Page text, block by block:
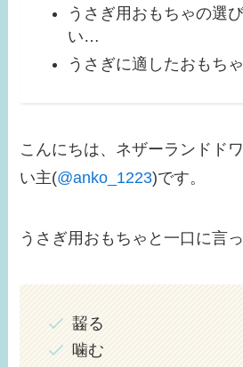
うさぎ用おもちゃの選
い…
うさぎに適したおもち
こんにちは、ネザーランドド
い主(@anko_1223)です。
うさぎ用おもちゃと一口に言っ
齧る
噛む